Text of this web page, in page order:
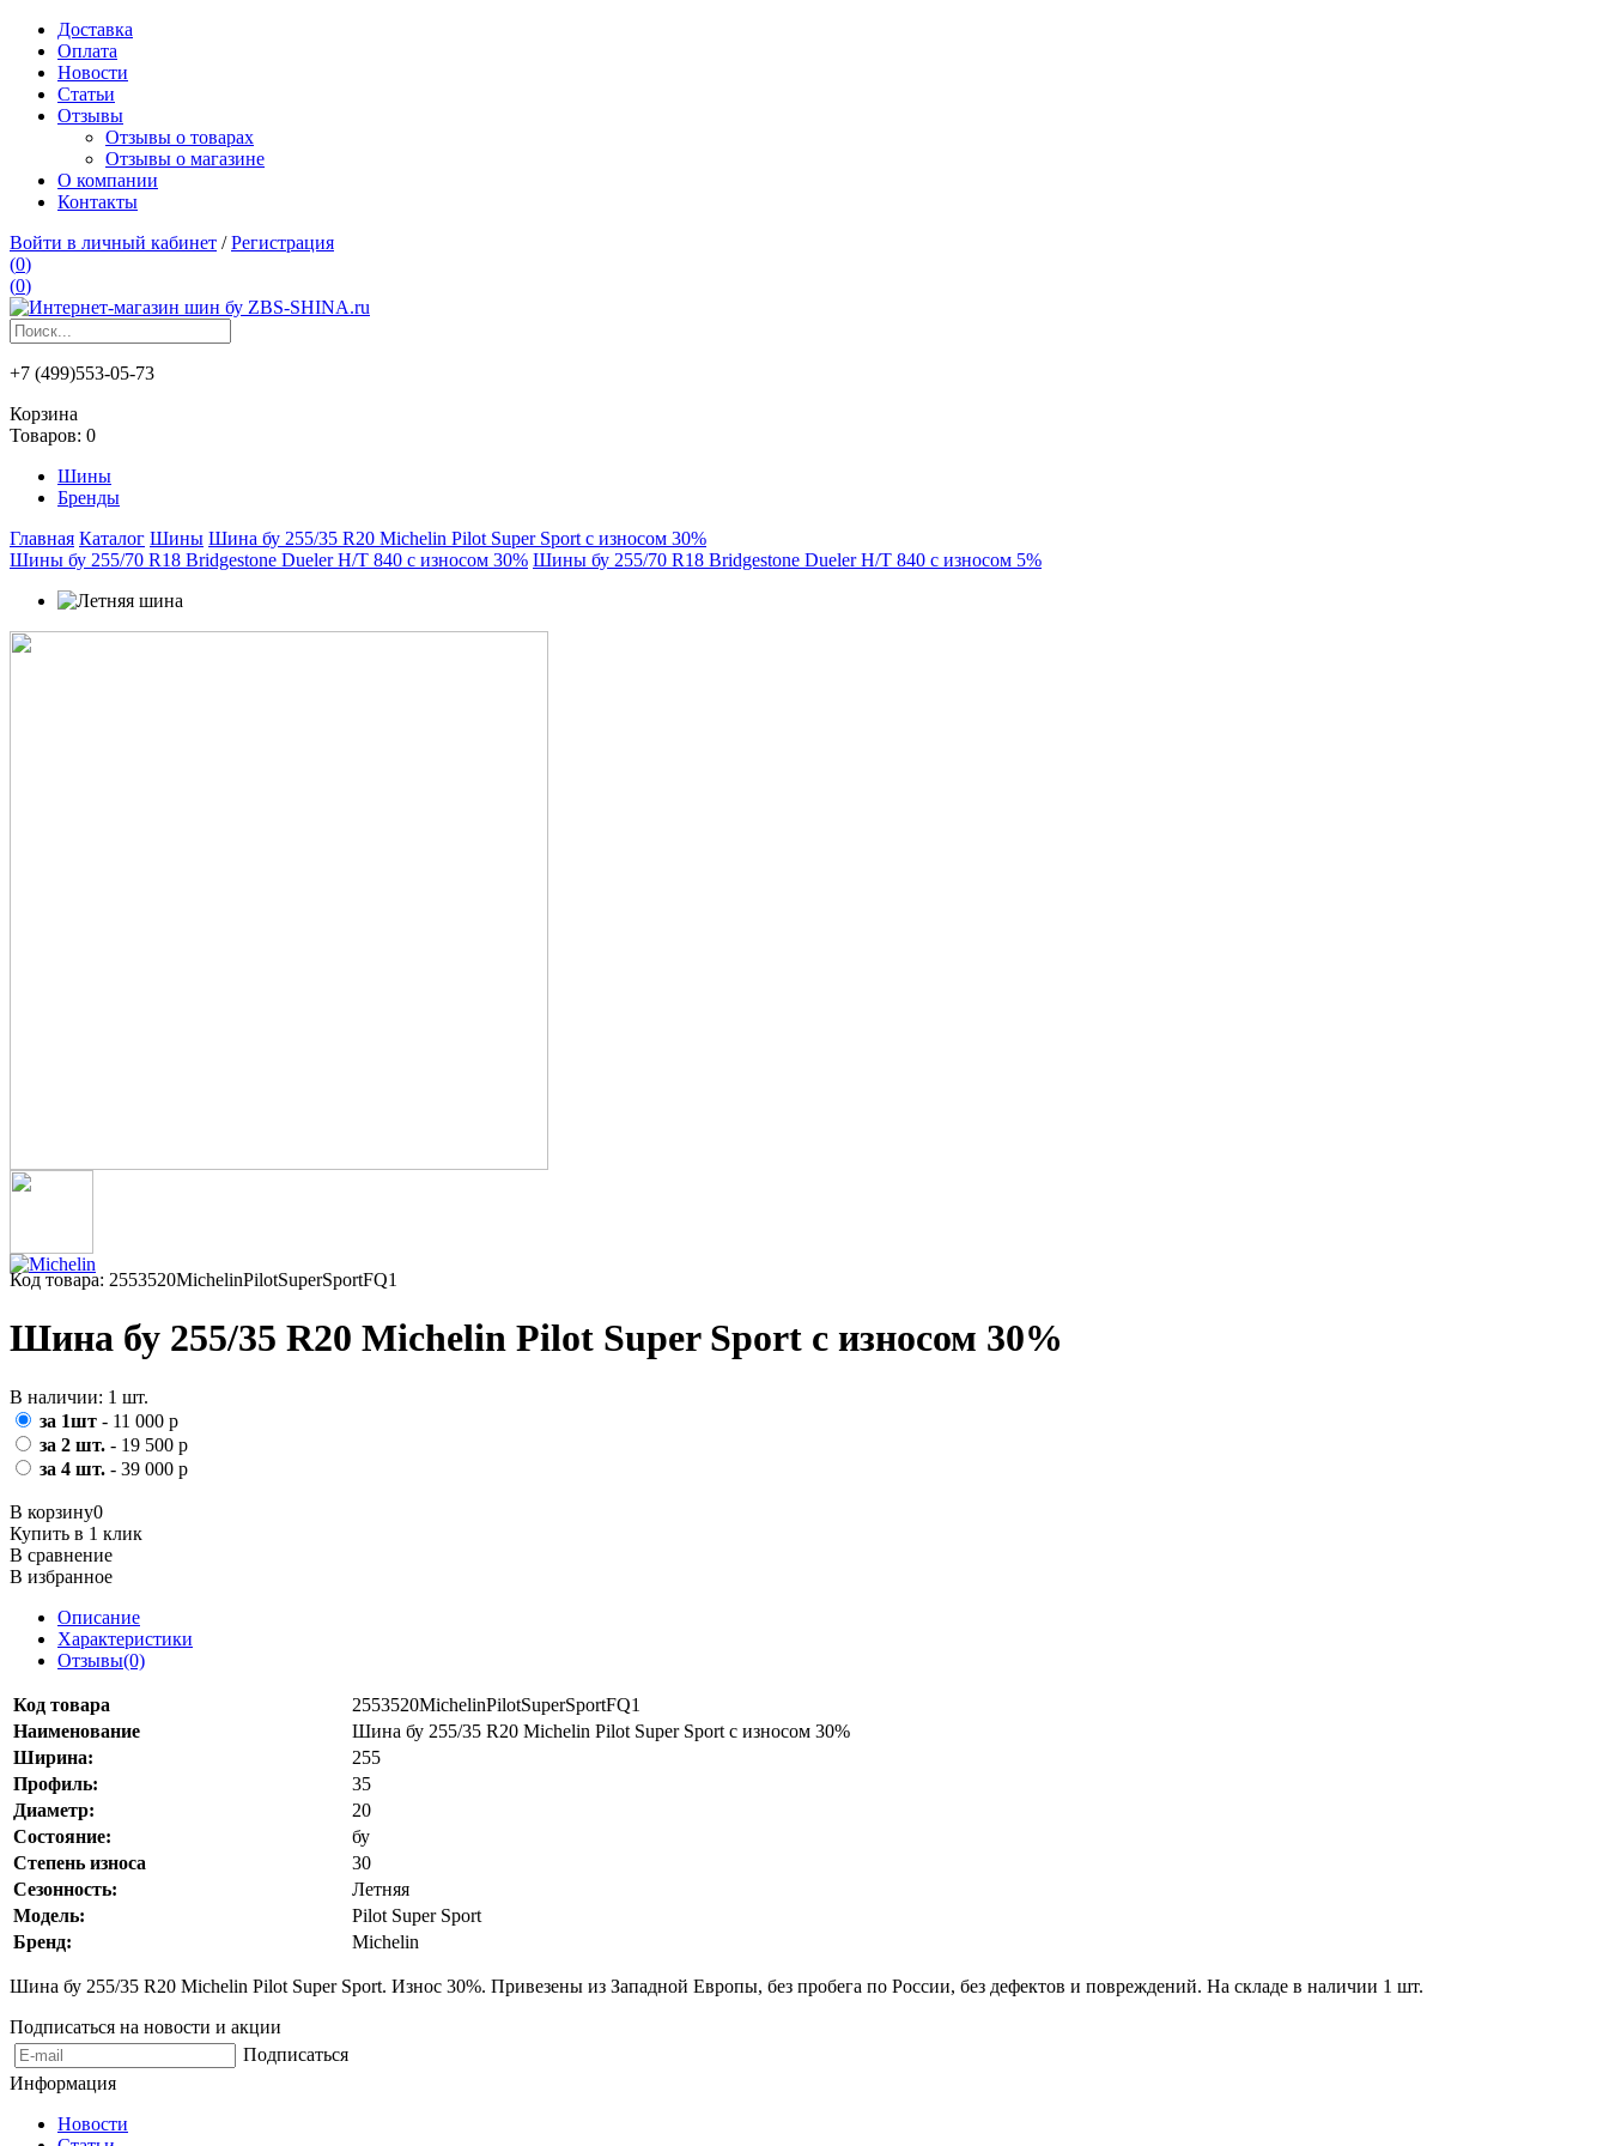
Доставка
Оплата
Новости
Статьи
Отзывы
Отзывы о товарах
Отзывы о магазине
О компании
Контакты
Войти в личный кабинет /Регистрация
(0)
(0)
+7 (499)553-05-73
Корзина
Товаров: 0
Шины
Бренды
Главная Каталог Шины Шина бу 255/35 R20 Michelin Pilot Super Sport с износом 30%
Шины бу 255/70 R18 Bridgestone Dueler H/T 840 с износом 30% Шины бу 255/70 R18 Bridgestone Dueler H/T 840 с износом 5%
Код товара: 2553520MichelinPilotSuperSportFQ1
Шина бу 255/35 R20 Michelin Pilot Super Sport с износом 30%
В наличии: 1 шт.
за 1шт - 11 000 р
за 2 шт. - 19 500 р
за 4 шт. - 39 000 р
В корзину0
Купить в 1 клик
В сравнение
В избранное
Описание
Характеристики
Отзывы(0)
Код товара
2553520MichelinPilotSuperSportFQ1
Наименование
Шина бу 255/35 R20 Michelin Pilot Super Sport с износом 30%
Ширина:
255
Профиль:
35
Диаметр:
20
Состояние:
бу
Степень износа
30
Сезонность:
Летняя
Модель:
Pilot Super Sport
Бренд:
Michelin
Шина бу 255/35 R20 Michelin Pilot Super Sport. Износ 30%. Привезены из Западной Европы, без пробега по России, без дефектов и повреждений. На складе в наличии 1 шт.
Подписаться на новости и акции
Подписаться
Информация
Новости